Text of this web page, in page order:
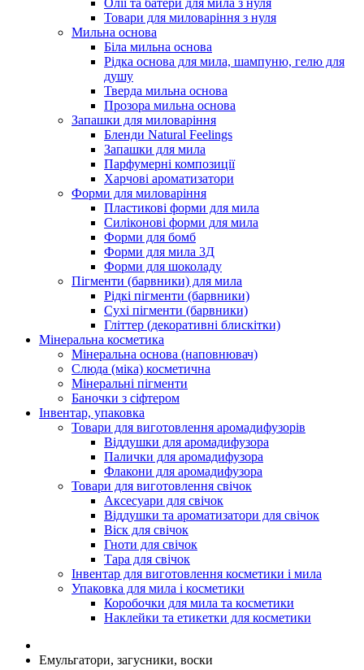
Олії та батери для мила з нуля
Товари для миловаріння з нуля
Мильна основа
Біла мильна основа
Рідка основа для мила, шампуню, гелю для
душу
Тверда мильна основа
Прозора мильна основа
Запашки для миловаріння
Бленди Natural Feelings
Запашки для мила
Парфумерні композиції
Харчові ароматизатори
Форми для миловаріння
Пластикові форми для мила
Силіконові форми для мила
Форми для бомб
Форми для мила 3Д
Форми для шоколаду
Пігменти (барвники) для мила
Рідкі пігменти (барвники)
Сухі пігменти (барвники)
Гліттер (декоративні блискітки)
Мінеральна косметика
Мінеральна основа (наповнювач)
Слюда (міка) косметична
Мінеральні пігменти
Баночки з сіфтером
Інвентар, упаковка
Товари для виготовлення аромадифузорів
Віддушки для аромадифузора
Палички для аромадифузора
Флакони для аромадифузора
Товари для виготовлення свічок
Аксесуари для свічок
Віддушки та ароматизатори для свічок
Віск для свічок
Гноти для свічок
Тара для свічок
Інвентар для виготовлення косметики і мила
Упаковка для мила і косметики
Коробочки для мила та косметики
Наклейки та етикетки для косметики
Емульгатори, загусники, воски